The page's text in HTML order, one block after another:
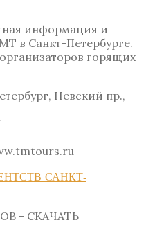
информация и
в Санкт-Петербурге.
горящих
Невский пр.,
САНКТ-